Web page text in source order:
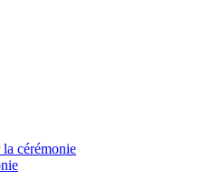
cérémonie